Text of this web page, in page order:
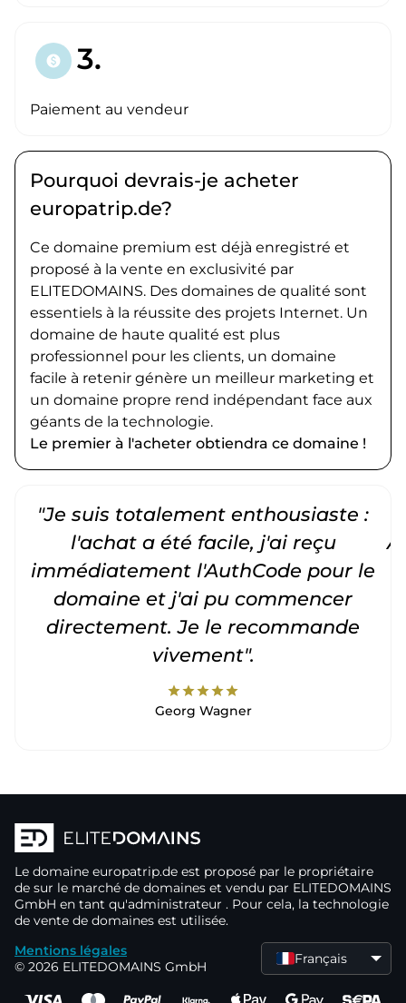
paid 3.
Paiement au vendeur
Pourquoi devrais-je acheter
europatrip.de?
Ce domaine premium est déjà enregistré et
proposé à la vente en exclusivité par
ELITEDOMAINS. Des domaines de qualité sont
essentiels à la réussite des projets Internet. Un
domaine de haute qualité est plus
professionnel pour les clients, un domaine
facile à retenir génère un meilleur marketing et
un domaine propre rend indépendant face aux
géants de la technologie.
Le premier à l'acheter obtiendra ce domaine !
"Je suis totalement enthousiaste :
l'achat a été facile, j'ai reçu
immédiatement l'AuthCode pour le
domaine et j'ai pu commencer
directement. Je le recommande
vivement".
starstarstarstarstar
Georg Wagner
Le domaine europatrip.de est proposé par le propriétaire
de sur le marché de domaines et vendu par ELITEDOMAINS
GmbH en tant qu'administrateur . Pour cela, la technologie
de vente de domaines est utilisée.
Mentions légales
© 2026 ELITEDOMAINS GmbH
Français